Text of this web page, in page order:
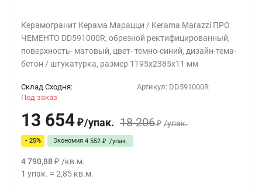
Керамогранит Керама Марацци / Kerama Marazzi ПРО
ЧЕМЕНТО DD591000R, обрезной ректифицированный,
поверхность- матовый, цвет- темно-синий, дизайн-тема-
бетон / штукатурка, размер 1195x2385x11 мм
Артикул: DD591000R
Склад Сходня:
Под заказ
13 654 ₽/упак. 18 206 ₽ /упак.
- 25% Экономия 4 552 ₽ /упак.
4 790,88 ₽ /кв.м.
1 упак. = 2,85 кв.м.